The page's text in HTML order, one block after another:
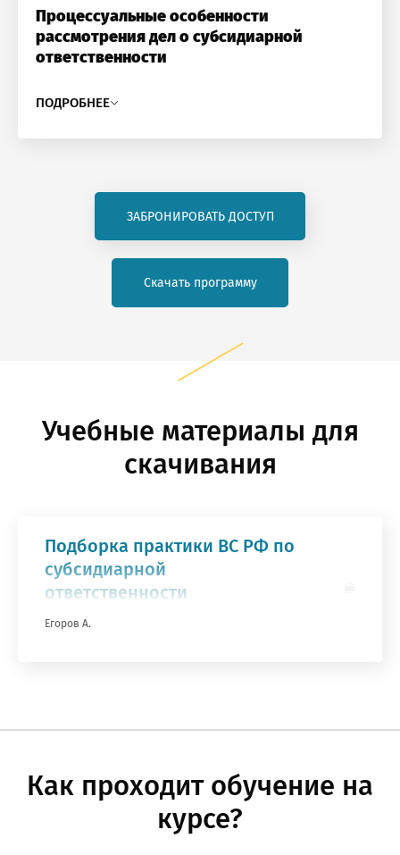
Процессуальные особенности
рассмотрения дел о субсидиарной
ответственности
ПОДРОБНЕЕ
ЗАБРОНИРОВАТЬ ДОСТУП
Скачать программу
Учебные материалы для
скачивания
Подборка практики ВС РФ по
субсидиарной
ответственности
Егоров А.
Как проходит обучение на
курсе?